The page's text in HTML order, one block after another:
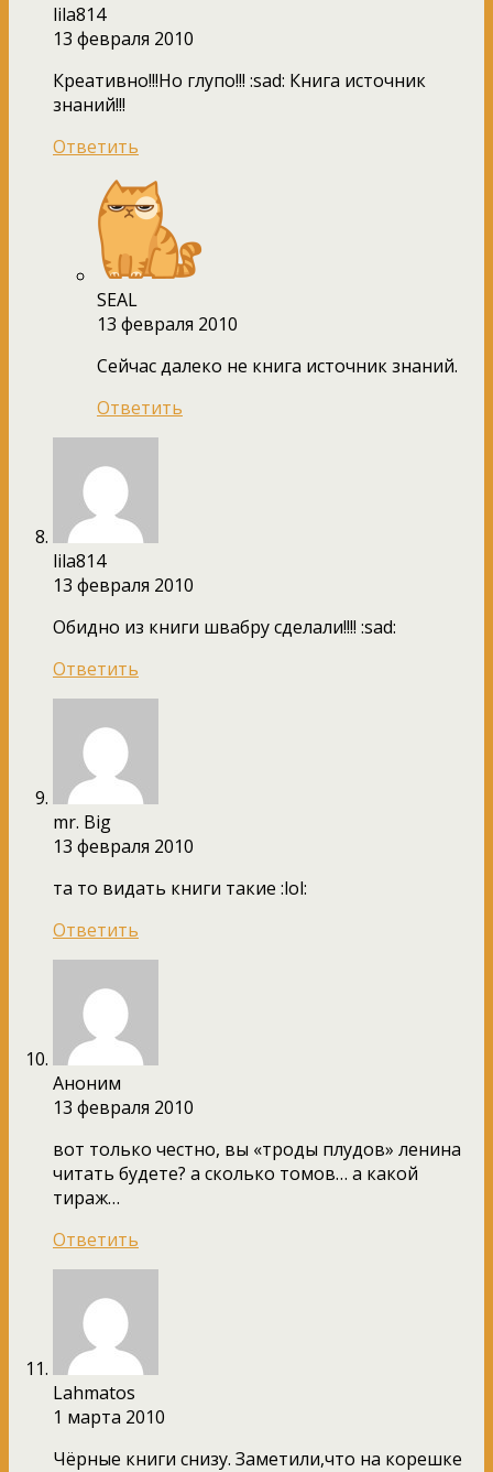
lila814
13 февраля 2010
Креативно!!!Но глупо!!! :sad: Книга источник
знаний!!!
Ответить
SEAL
13 февраля 2010
Сейчас далеко не книга источник знаний.
Ответить
lila814
13 февраля 2010
Обидно из книги швабру сделали!!!! :sad:
Ответить
mr. Big
13 февраля 2010
та то видать книги такие :lol:
Ответить
Аноним
13 февраля 2010
вот только честно, вы «троды плудов» ленина
читать будете? а сколько томов… а какой
тираж…
Ответить
Lahmatos
1 марта 2010
Чёрные книги снизу. Заметили,что на корешке